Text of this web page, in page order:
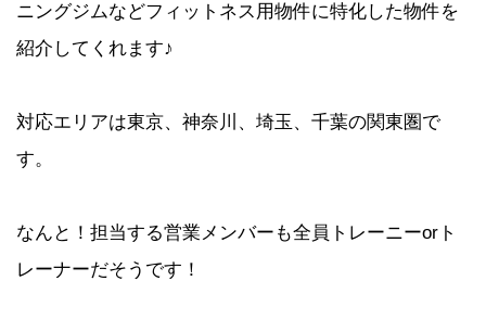
ニングジムなどフィットネス用物件に特化した物件を
紹介してくれます♪
対応エリアは東京、神奈川、埼玉、千葉の関東圏で
す。
なんと！担当する営業メンバーも全員トレーニーorト
レーナーだそうです！